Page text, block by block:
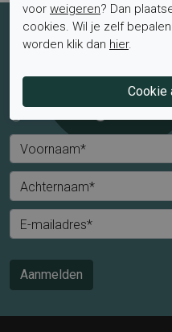
Schrijf je nu in voor
laatste aanbiedingen en
Voornaam*
Achternaam*
E-mailadres*
Aanmelden
voor weigeren? Dan
cookies. Wil je zelf
worden klik dan hier.